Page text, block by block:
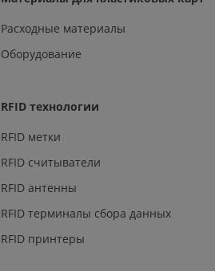
Расходные материалы
Оборудование
RFID технологии
RFID метки
RFID считыватели
RFID антенны
RFID терминалы сбора данных
RFID принтеры